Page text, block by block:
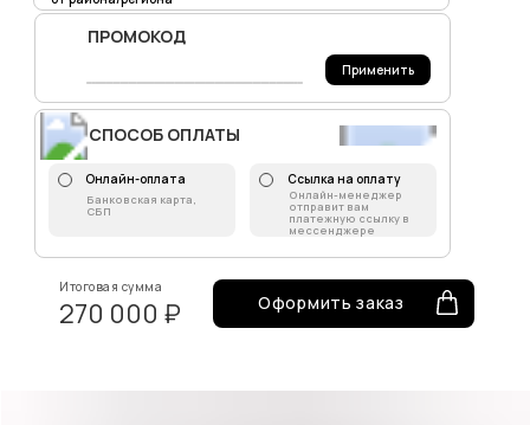
ПРОМОКОД
Применить
Онлайн-оплата
Банковская карта,
СБП
Ссылка на оплату
Онлайн-менеджер
отправит вам
платежную ссылку в
мессенджере
СПОСОБ ОПЛАТЫ
Оформить заказ
Итоговая сумма
270 000 ₽